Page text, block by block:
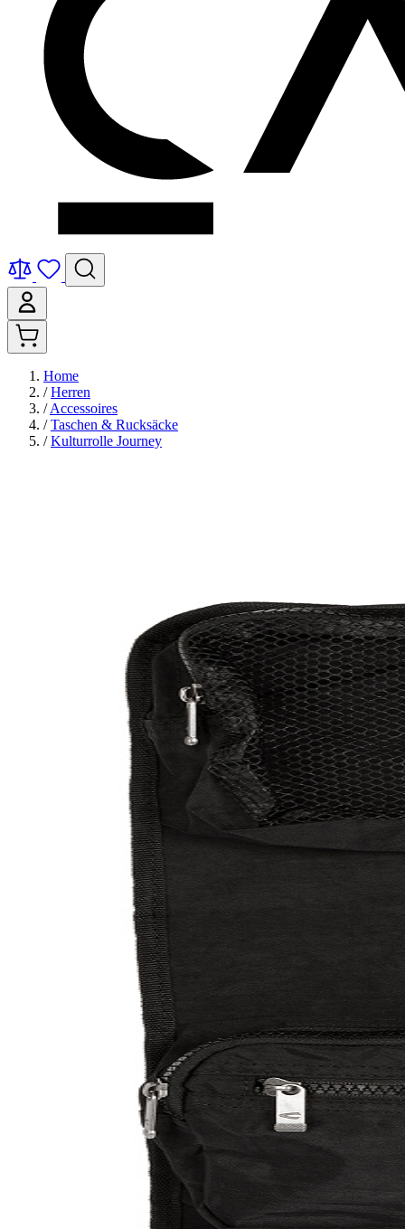
Home
/ Herren
/ Accessoires
/ Taschen & Rucksäcke
/ Kulturrolle Journey